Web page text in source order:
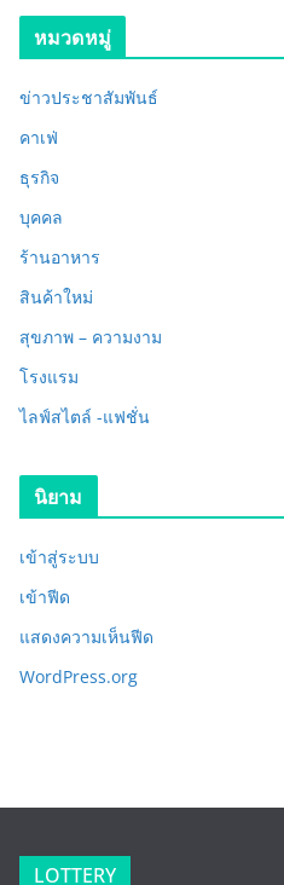
หมวดหมู่
ข่าวประชาสัมพันธ์
คาเฟ่
ธุรกิจ
บุคคล
ร้านอาหาร
สินค้าใหม่
สุขภาพ – ความงาม
โรงแรม
ไลฟ์สไตล์ -แฟชั่น
นิยาม
เข้าสู่ระบบ
เข้าฟีด
แสดงความเห็นฟีด
WordPress.org
LOTTERY